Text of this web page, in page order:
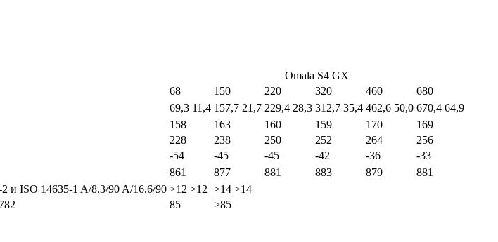
Omala S4 GX
68 150 220 320 460
680
69,3 11,4 157,7 21,7 229,4 28,3 312,7 35,4 462,6 50,0 670,4 64,9
158 163 160 159 170
169
228 238 250 252 264
256
-54 -45 -45 -42 -36
-33
861 877 881 883 879
881
и ISO 14635-1 A/8.3/90 A/16,6/90 >12 >12 >14 >14
85 >85